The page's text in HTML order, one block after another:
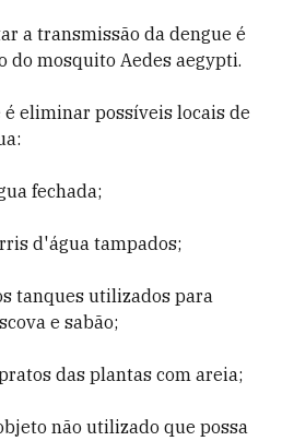
a transmissão da dengue é
do mosquito Aedes aegypti.
eliminar possíveis locais de
fechada;
d'água tampados;
tanques utilizados para
e sabão;
das plantas com areia;
não utilizado que possa